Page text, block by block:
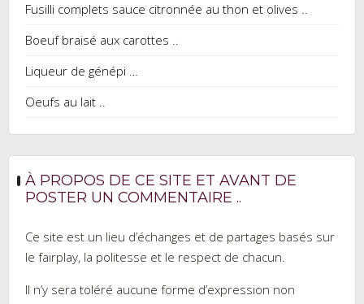
Fusilli complets sauce citronnée au thon et olives ..
Boeuf braisé aux carottes ..
Liqueur de génépi …
Oeufs au lait ..
À PROPOS DE CE SITE ET AVANT DE
POSTER UN COMMENTAIRE ..
Ce site est un lieu d’échanges et de partages basés sur
le fairplay, la politesse et le respect de chacun.
Il n’y sera toléré aucune forme d’expression non